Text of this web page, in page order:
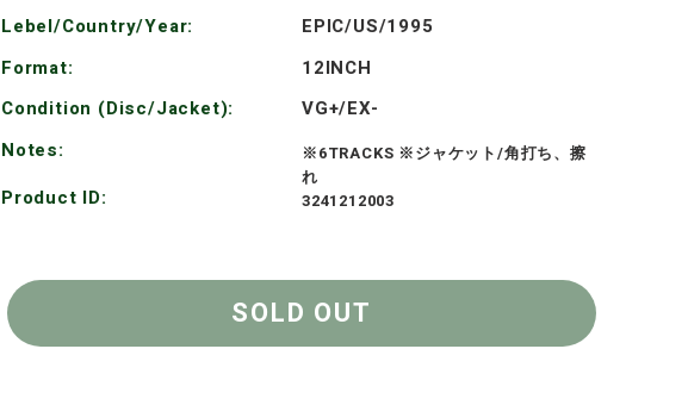
Lebel/Country/Year:
EPIC/US/1995
Format:
12INCH
Condition (Disc/Jacket):
VG+/EX-
Notes:
※6TRACKS ※ジャケット/角打ち、擦
れ
Product ID: 3241212003
SOLD OUT